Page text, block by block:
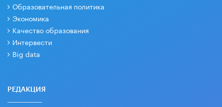
Образовательная политика
Экономика
Качество образования
Интервести
Big data
РЕДАКЦИЯ